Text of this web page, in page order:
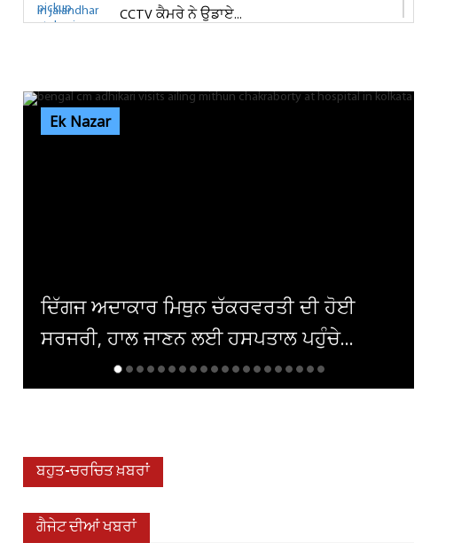
CCTV ਕੈਮਰੇ ਨੇ ਉਡਾਏ...
Ek Nazar
ਦਮਿਸ਼ਕ 'ਚ ਬੰਬ ਧਮਾਕਾ, 14 ਲੋਕ ਜ਼ਖਮੀ
ਬਹੁਤ-ਚਰਚਿਤ ਖ਼ਬਰਾਂ
ਗੈਜੇਟ ਦੀਆਂ ਖਬਰਾਂ